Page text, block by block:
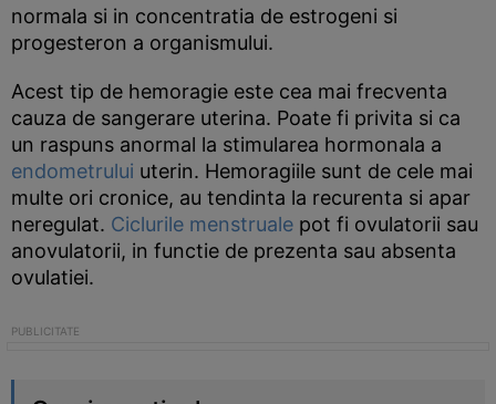
normala si in concentratia de estrogeni si
progesteron a organismului.
Acest tip de hemoragie este cea mai frecventa
cauza de sangerare uterina. Poate fi privita si ca
un raspuns anormal la stimularea hormonala a
endometrului uterin. Hemoragiile sunt de cele mai
multe ori cronice, au tendinta la recurenta si apar
neregulat. Ciclurile menstruale pot fi ovulatorii sau
anovulatorii, in functie de prezenta sau absenta
ovulatiei.